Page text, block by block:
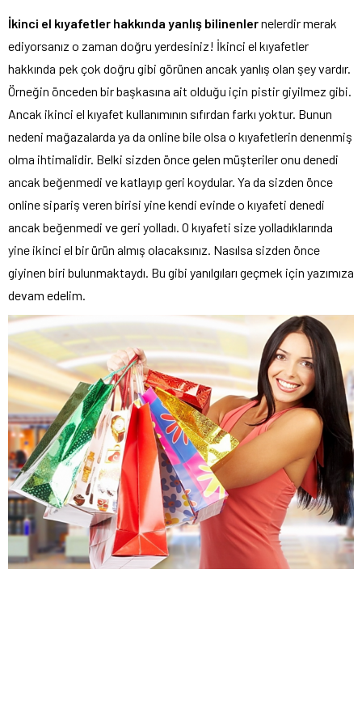
İkinci el kıyafetler hakkında yanlış bilinenlernelerdir merak
ediyorsanız o zaman doğru yerdesiniz! İkinci el kıyafetler
hakkında pek çok doğru gibi görünen ancak yanlış olan şey vardır.
Örneğin önceden bir başkasına ait olduğu için pistir giyilmez gibi.
Ancak ikinci el kıyafet kullanımının sıfırdan farkı yoktur. Bunun
nedeni mağazalarda ya da online bile olsa o kıyafetlerin denenmiş
olma ihtimalidir. Belki sizden önce gelen müşteriler onu denedi
ancak beğenmedi ve katlayıp geri koydular. Ya da sizden önce
online sipariş veren birisi yine kendi evinde o kıyafeti denedi
ancak beğenmedi ve geri yolladı. O kıyafeti size yolladıklarında
yine ikinci el bir ürün almış olacaksınız. Nasılsa sizden önce
giyinen biri bulunmaktaydı. Bu gibi yanılgıları geçmek için yazımıza
devam edelim.